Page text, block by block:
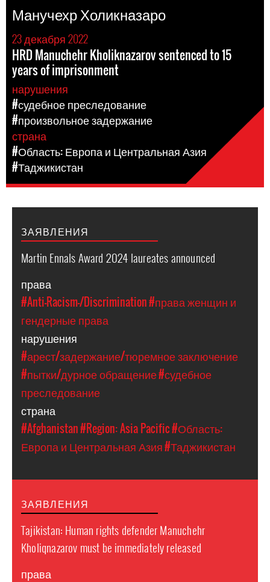
Манучехр Холикназаро
23 декабря 2022
HRD Manuchehr Kholiknazarov sentenced to 15
years of imprisonment
нарушения
#судебное преследование
#произвольное задержание
страна
#Область: Европа и Центральная Азия
#Таджикистан
ЗАЯВЛЕНИЯ
Martin Ennals Award 2024 laureates announced
права
#Anti-Racism-/Discrimination#права женщин и
гендерные права
нарушения
#арест/задержание/тюремное заключение
#пытки/дурное обращение#судебное
преследование
страна
#Afghanistan#Region: Asia Pacific#Область:
Европа и Центральная Азия#Таджикистан
ЗАЯВЛЕНИЯ
Tajikistan: Human rights defender Manuchehr
Kholiqnazarov must be immediately released
права